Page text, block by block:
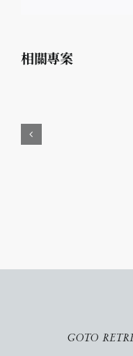
相關專案
GOTO